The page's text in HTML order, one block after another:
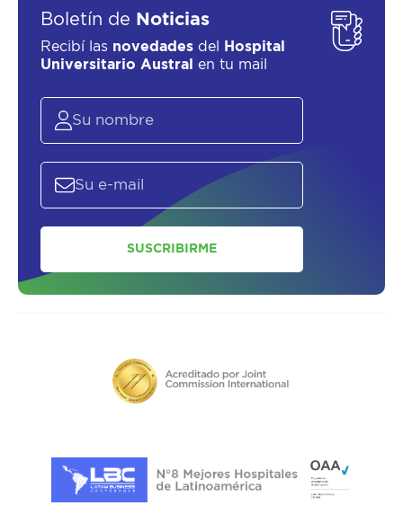
Boletín de Noticias
Recibí las novedades del
Hospital
Universitario Austral
en tu mail
SUSCRIBIRME